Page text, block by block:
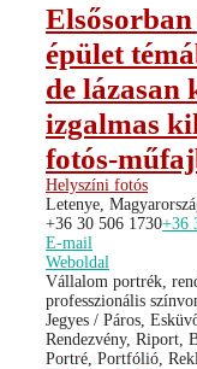
épület
de lázasan
izgalmas
fotós-
Helyszíni fotós
Letenye,
+36 30 506 1730+36
E-mail
Weboldal
Vállalom portrék,
professzionális
Jegyes / Páros,
Rendezvény, Riport,
Portré, Portfólió,